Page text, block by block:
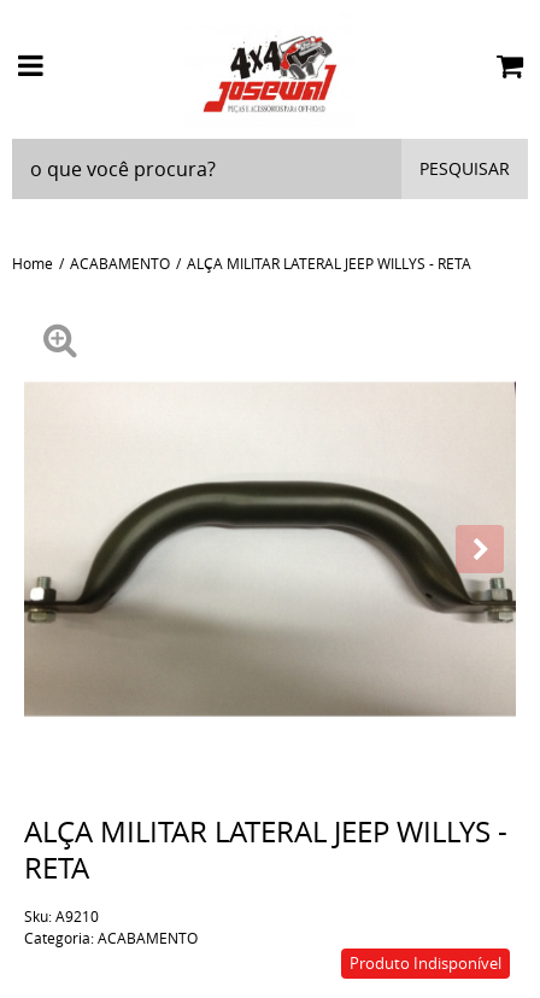
PESQUISAR
Home ACABAMENTO ALÇA MILITAR LATERAL JEEP WILLYS - RETA
ALÇA MILITAR LATERAL JEEP WILLYS -
RETA
Sku:A9210
Categoria:ACABAMENTO
Produto Indisponível